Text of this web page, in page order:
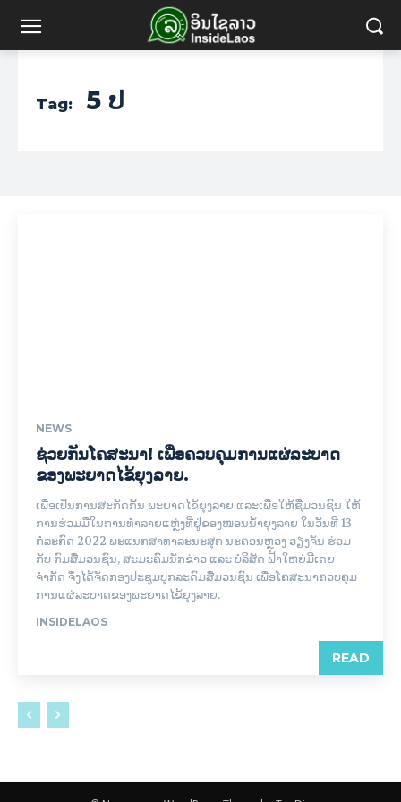
Tag: 5 ປ
NEWS
ຊ່ວຍກັນໂຄສະນາ! ເພື່ອຄວບຄຸມການແຜ່ລະບາດ
ຂອງພະຍາດໄຂ້ຍຸງລາຍ.
ເພື່ອເປັນການສະກັດກັ້ນ ພະຍາດໄຂ້ຍຸງລາຍ ແລະເພື່ອໃຫ້ຊື່ມວນຊົນ ໃຫ້
ການຮ່ວມມືໃນການທຳລາຍແຫຼ່ງທີ່ຢູ່ຂອງໜອນນ້ຳຍຸງລາຍ ໃນວັນທີ 13
ກໍລະກົດ 2022 ພະແນກສາທາລະນະສຸກ ນະຄອນຫຼວງ ວຽງຈັນ ຮ່ວມ
ກັບ ກົມສື່ມວນຊົນ, ສະມະຄົມນັກຂ່າວ ແລະ ບໍລິສັດ ຟ້າໃຫຍ່ມີເດຍ
ຈຳກັດ ຈຶ່ງໄດ້ຈັດກອງປະຊຸມປຸກລະດົມສື່ມວນຊົນ ເພື່ອໂຄສະນາຄວບຄຸມ
ການແຜ່ລະບາດຂອງພະຍາດໄຂ້ຍຸງລາຍ.
INSIDELAOS
READ